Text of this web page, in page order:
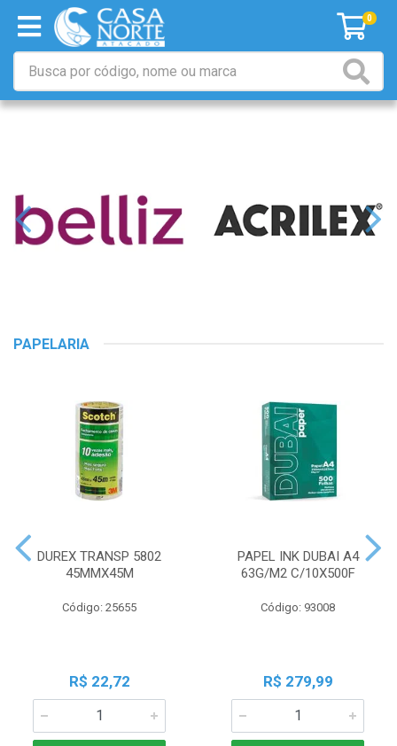
0
PAPELARIA
DUREX TRANSP 5802
45MMX45M
Código: 25655
R$ 22,72
PAPEL INK DUBAI A4
63G/M2 C/10X500F
Código: 93008
R$ 279,99